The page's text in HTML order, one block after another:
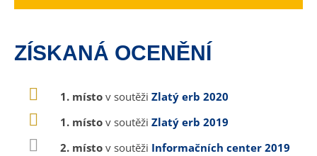
ZÍSKANÁ OCENĚNÍ
1. místo v soutěži Zlatý erb 2020
1. místo v soutěži Zlatý erb 2019
2. místo v soutěži Informačních center 2019